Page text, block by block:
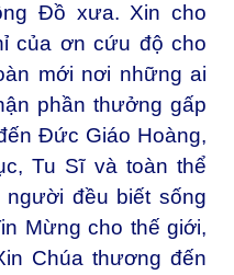
Đồ xưa. Xin cho
của ơn cứu độ cho
mới nơi những ai
phần thưởng gấp
Đức Giáo Hoàng,
Tu Sĩ và toàn thể
người đều biết sống
Mừng cho thế giới,
Chúa thương đến